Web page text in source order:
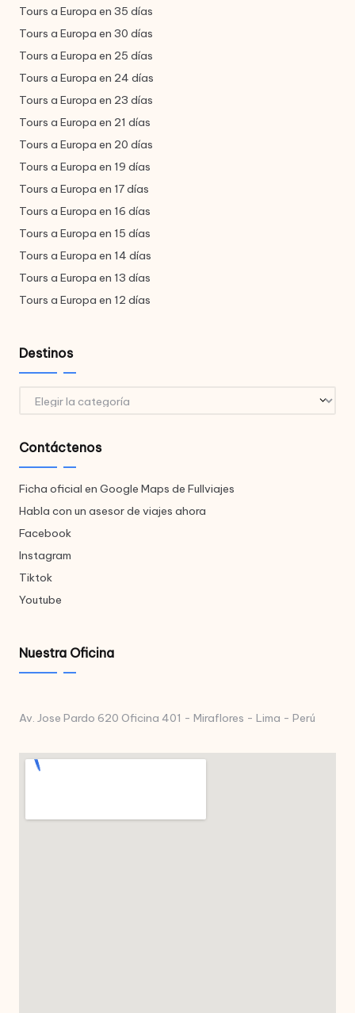
Tours a Europa en 35 días
Tours a Europa en 30 días
Tours a Europa en 25 días
Tours a Europa en 24 días
Tours a Europa en 23 días
Tours a Europa en 21 días
Tours a Europa en 20 días
Tours a Europa en 19 días
Tours a Europa en 17 días
Tours a Europa en 16 días
Tours a Europa en 15 días
Tours a Europa en 14 días
Tours a Europa en 13 días
Tours a Europa en 12 días
Destinos
Destinos
Contáctenos
Ficha oficial en Google Maps de Fullviajes
Habla con un asesor de viajes ahora
Facebook
Instagram
Tiktok
Youtube
Nuestra Oficina
Av. Jose Pardo 620 Oficina 401 - Miraflores - Lima - Perú